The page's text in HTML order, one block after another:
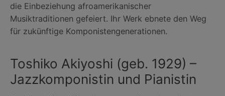
die Einbeziehung afroamerikanischer
Musiktraditionen gefeiert. Ihr Werk ebnete den Weg
für zukünftige Komponistengenerationen.
Toshiko Akiyoshi (geb. 1929) –
Jazzkomponistin und Pianistin